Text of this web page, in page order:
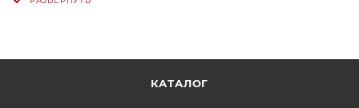
КАТАЛОГ